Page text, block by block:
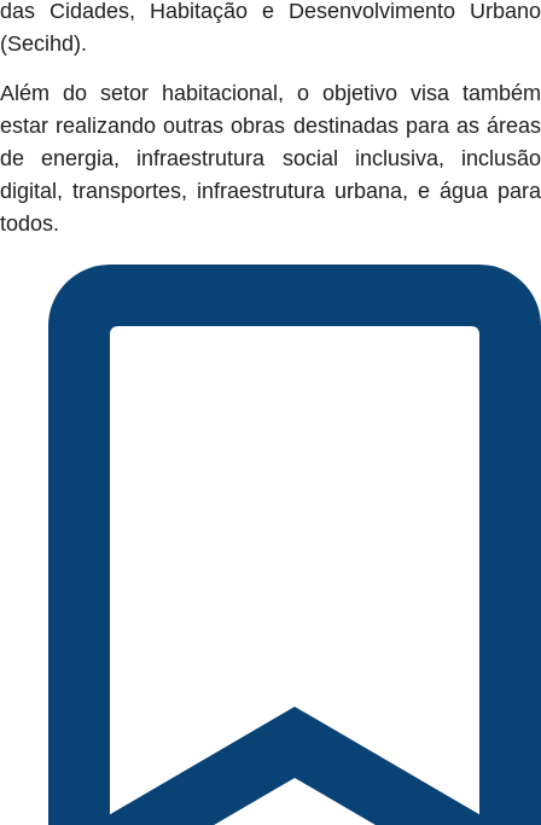
das Cidades, Habitação e Desenvolvimento Urbano
(Secihd).
Além do setor habitacional, o objetivo visa também
estar realizando outras obras destinadas para as áreas
de energia, infraestrutura social inclusiva, inclusão
digital, transportes, infraestrutura urbana, e água para
todos.